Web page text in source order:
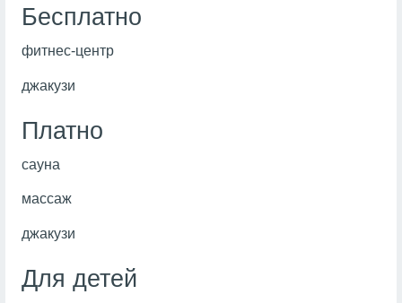
Бесплатно
фитнес-центр
джакузи
Платно
сауна
массаж
джакузи
Для детей